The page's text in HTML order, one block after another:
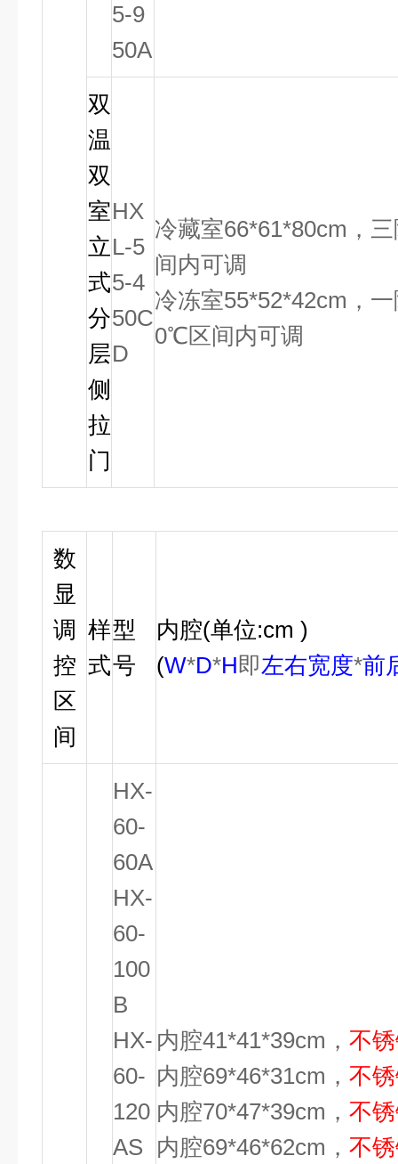
5-9
50A
双
温
双
室
立
式
分
层
侧
拉
门
HX
L-5
5-4
50C
D
冷藏室66*61*80cm，
间内可调
冷冻室55*52*42cm，
0℃区间内可调
数
显
调
控
区
间
样
式
型
号
内腔(单位:cm )
(W*D*H即左右宽度*前
HX-
60-
60A
HX-
60-
100
B
HX-
60-
120
AS
内腔41*41*39cm，不
内腔69*46*31cm，不
内腔70*47*39cm，不
内腔69*46*62cm，不